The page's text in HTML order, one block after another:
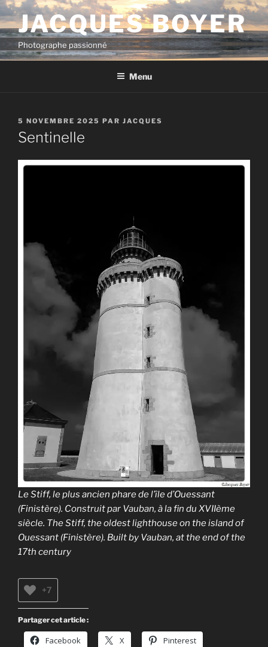
Aller
au
contenu
principal
JACQUES BOYER
Photographe passionné
Menu
PUBLIÉ
LE
5 NOVEMBRE 2025 PAR JACQUES
Sentinelle
Le Stiff, le plus ancien phare de l’île d’Ouessant
(Finistère). Construit par Vauban, à la fin du XVIIème
siècle. The Stiff, the oldest lighthouse on the island of
Ouessant (Finistère). Built by Vauban, at the end of the
17th century
+7
Partager cet article :
Facebook X Pinterest